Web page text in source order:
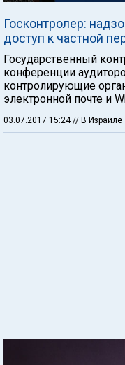
Госконтролер:
доступ к частной
Государственный
конференции
контролирующие
электронной почте и
03.07.2017 15:24 // В Израиле